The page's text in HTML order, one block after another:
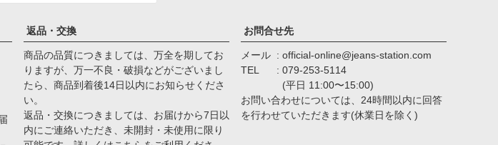
返品・交換
商品の品質につきましては、万全を期してお
りますが、万一不良・破損などがございまし
たら、商品到着後14日以内にお知らせくださ
い。
返品・交換につきましては、お届けから7日以
内にご連絡いただき、未開封・未使用に限り
お問合せ先
メール
official-online@jeans-station.com
TEL
079-253-5114
(平日 11:00〜15:00)
お問い合わせについては、24時間以内に回答
を行わせていただきます(休業日を除く)